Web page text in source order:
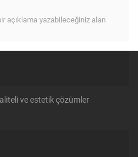
açıklama yazabileceğiniz alan
ve estetik çözümler